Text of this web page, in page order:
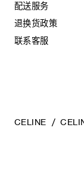
-请使用湿布和温
擦干。
- 请勿使用溶剂（
害产品。
配送服务
退换货政策
联系客服
CELINE